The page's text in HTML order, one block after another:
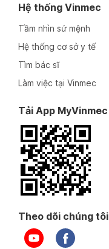
Hệ thống Vinmec
Tầm nhìn sứ mệnh
Hệ thống cơ sở y tế
Tìm bác sĩ
Làm việc tại Vinmec
Tải App MyVinmec
Theo dõi chúng tôi